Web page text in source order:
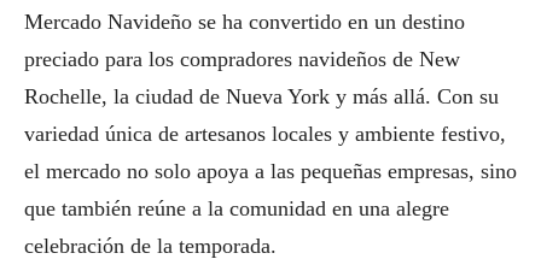
Mercado Navideño se ha convertido en un destino
preciado para los compradores navideños de New
Rochelle, la ciudad de Nueva York y más allá. Con su
variedad única de artesanos locales y ambiente festivo,
el mercado no solo apoya a las pequeñas empresas, sino
que también reúne a la comunidad en una alegre
celebración de la temporada.